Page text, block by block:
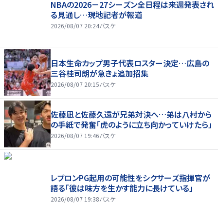
NBAの2026－27シーズン全日程は来週発表され
る見通し…現地記者が報道
2026/08/07 20:24バスケ
日本生命カップ男子代表ロスター決定…広島の
三谷桂司朗が急きょ追加招集
2026/08/07 20:15バスケ
佐藤凪と佐藤久遠が兄弟対決へ…弟は八村から
の手紙で発奮「虎のように立ち向かっていけたら」
2026/08/07 19:46バスケ
レブロンPG起用の可能性をシクサーズ指揮官が
語る「彼は味方を生かす能力に長けている」
2026/08/07 19:38バスケ